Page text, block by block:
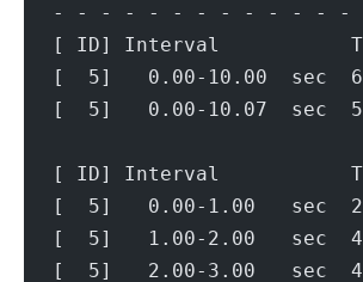
- - - - - - - - - - - -
[ ID] Interval
[  5]   0.00-10.00  sec
[  5]   0.00-10.07  sec
[ ID] Interval
[  5]   0.00-1.00
[  5]   1.00-2.00
[  5]   2.00-3.00